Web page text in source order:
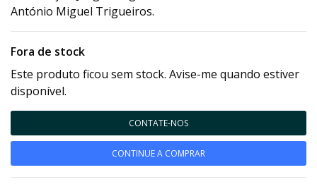
António Miguel Trigueiros.
Fora de stock
Este produto ficou sem stock. Avise-me quando estiver
disponível.
CONTATE-NOS
CONTINUE A COMPRAR